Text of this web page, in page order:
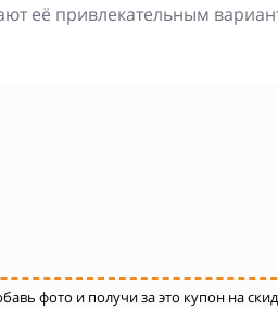
её привлекательным
фото и получи за это купон на